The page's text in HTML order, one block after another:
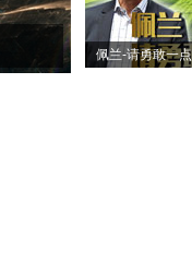
佩兰-请勇敢一点